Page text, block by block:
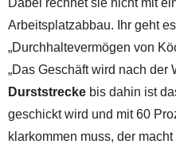
Arbeitsplatzabbau. Ihr geht
„Durchhaltevermögen von
„Das Geschäft wird nach der
Durststrecke bis dahin ist
geschickt wird und mit 60
klarkommen muss, der